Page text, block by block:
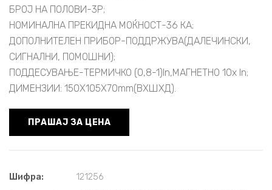
БРОЈ НА ПОЛОВИ-3P;
НОМИНАЛНА ПРЕКИДНА МОЌНОСТ-36 КА;
ДОПОЛНИТЕЛЕН ПРИБОР-ПОДДРЖУВА(ДАЛЕЧИНСКИ,
СИГНАЛНИ, ПОМОШНИ);
ПОДДЕСУВАЊЕ-ТЕРМИЧКО (0,8-1)In,МАГНЕТНО 10x In;
ДИМЕНЗИИ: 150X105X70mm(ВXШXД).
ПРАШАЈ ЗА ЦЕНА
Шифра:
121256